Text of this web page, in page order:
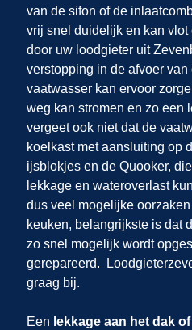
van de sifon of de
vrij snel duidelijk en kan vlot
door uw loodgieter uit
verstopping in de afvoer van
vaatwasser kan ervoor
weg kan stromen en zo een
vergeet ook niet dat de
koelkast met aansluiting op
ijsblokjes en de Quooker,
lekkage en wateroverlast
dus veel mogelijke
keuken, belangrijkste is dat
zo snel mogelijk wordt
gerepareerd.
graag bij.
Een lekkage aan het dak